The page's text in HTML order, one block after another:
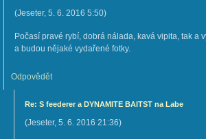
(Jeseter, 5. 6. 2016 5:50)
Počasí pravé rybí, dobrá nálada, kavá vipita, tak a
a budou nějaké vydařené fotky.
Odpovědět
Re: S feederer a DYNAMITE BAITST na Labe
(Jeseter, 5. 6. 2016 21:36)